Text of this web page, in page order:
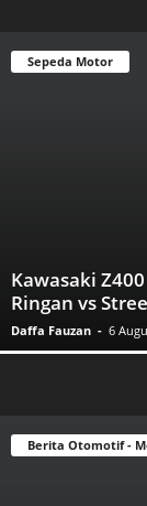
Sepeda Motor
Kawasaki
Ringan vs
Daffa Fauzan - 6
Berita Otomotif -